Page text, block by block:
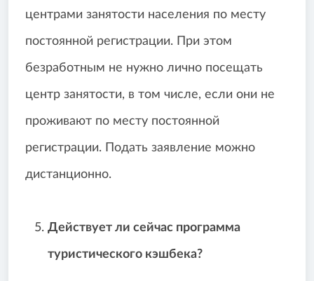
центрами занятости населения по месту
постоянной регистрации. При этом
безработным не нужно лично посещать
центр занятости, в том числе, если они не
проживают по месту постоянной
регистрации. Подать заявление можно
дистанционно.
Действует ли сейчас программа
туристического кэшбека?